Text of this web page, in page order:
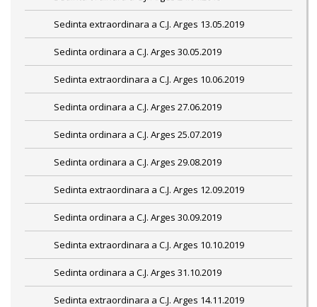
Sedinta extraordinara a C.J. Arges 13.05.2019
Sedinta ordinara a C.J. Arges 30.05.2019
Sedinta extraordinara a C.J. Arges 10.06.2019
Sedinta ordinara a C.J. Arges 27.06.2019
Sedinta ordinara a C.J. Arges 25.07.2019
Sedinta ordinara a C.J. Arges 29.08.2019
Sedinta extraordinara a C.J. Arges 12.09.2019
Sedinta ordinara a C.J. Arges 30.09.2019
Sedinta extraordinara a C.J. Arges 10.10.2019
Sedinta ordinara a C.J. Arges 31.10.2019
Sedinta extraordinara a C.J. Arges 14.11.2019